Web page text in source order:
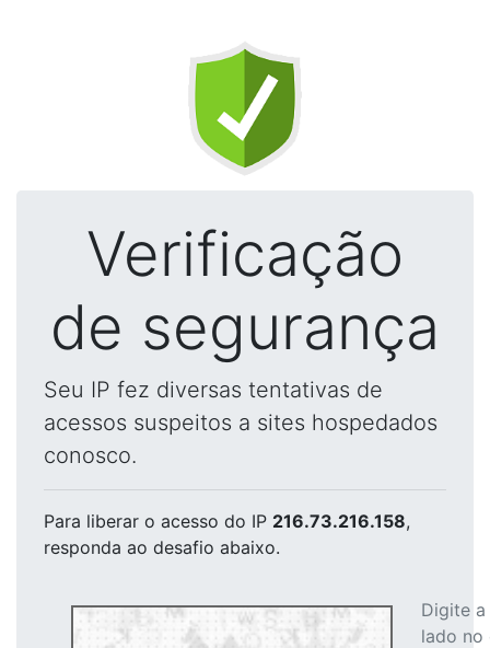
Verificação
de segurança
Seu IP fez diversas tentativas de
acessos suspeitos a sites hospedados
conosco.
Para liberar o acesso do IP 216.73.216.158,
responda ao desafio abaixo.
Digite
lado no